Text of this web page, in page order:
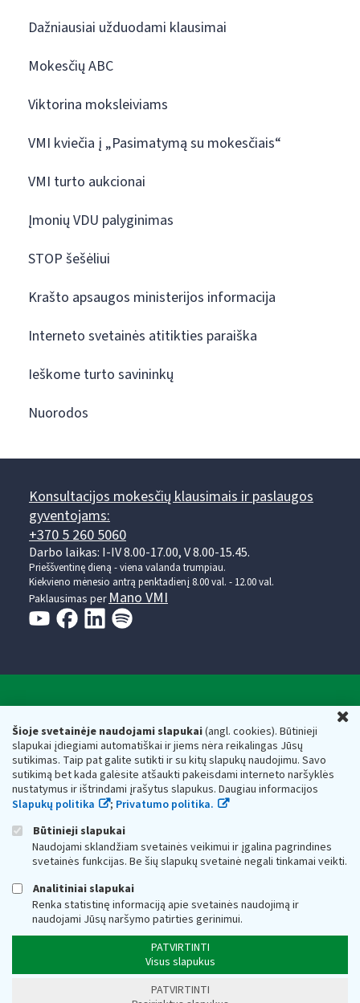
Šioje svetainėje naudojami slapukai(angl. cookies). Būtinieji
slapukai įdiegiami automatiškai ir jiems nėra reikalingas Jūsų
sutikimas. Taip pat galite sutikti ir su kitų slapukų naudojimu. Savo
sutikimą bet kada galėsite atšaukti pakeisdami interneto naršyklės
nustatymus ir ištrindami įrašytus slapukus. Daugiau informacijos
Slapukų politika
; Privatumo politika.
Būtinieji slapukai
Naudojami sklandžiam svetainės veikimui ir įgalina pagrindines
svetainės funkcijas. Be šių slapukų svetainė negali tinkamai veikti.
Analitiniai slapukai
Renka statistinę informaciją apie svetainės naudojimą ir
naudojami Jūsų naršymo patirties gerinimui.
PATVIRTINTI
Visus slapukus
PATVIRTINTI
Dažniausiai užduodami klausimai
Mokesčių ABC
Viktorina moksleiviams
VMI kviečia į „Pasimatymą su mokesčiais“
VMI turto aukcionai
Įmonių VDU palyginimas
STOP šešėliui
Krašto apsaugos ministerijos informacija
Interneto svetainės atitikties paraiška
Ieškome turto savininkų
Nuorodos
Konsultacijos mokesčių klausimais ir paslaugos
gyventojams:
+370 5 260 5060
Darbo laikas: I-IV 8.00-17.00, V 8.00-15.45.
Prieššventinę dieną - viena valanda trumpiau.
Kiekvieno mėnesio antrą penktadienį 8.00 val. - 12.00 val.
Paklausimas per Mano VMI
Respublikos finansų ministerijos
Biudžetinė įstaiga. Juridinio asmens kodas — 188659752,
adresas: Vasario 16-osios g. 14, 01107 Vilnius, Lietuva, el.paštas:
vmi@vmi.lt, E. pristatymo dėžutės adresas 188659752
Duomenys apie Valstybinę mokesčių inspekciją prie Lietuvos
Respublikos finansų ministerijos kaupiami ir saugomi Juridinių